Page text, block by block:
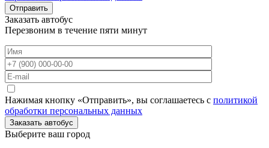
Отправить
Заказать автобус
Перезвоним в течение пяти минут
Нажимая кнопку «Отправить», вы соглашаетесь с политикой
обработки персональных данных
Заказать автобус
Выберите ваш город